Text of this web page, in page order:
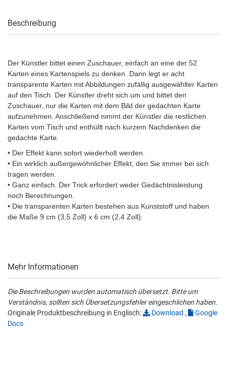
Beschreibung
Der Künstler bittet einen Zuschauer, einfach an eine der 52
Karten eines Kartenspiels zu denken. Dann legt er acht
transparente Karten mit Abbildungen zufällig ausgewählter Karten
auf den Tisch. Der Künstler dreht sich um und bittet den
Zuschauer, nur die Karten mit dem Bild der gedachten Karte
aufzunehmen. Anschließend nimmt der Künstler die restlichen
Karten vom Tisch und enthüllt nach kurzem Nachdenken die
gedachte Karte.
• Der Effekt kann sofort wiederholt werden.
• Ein wirklich außergewöhnlicher Effekt, den Sie immer bei sich
tragen werden.
• Ganz einfach. Der Trick erfordert weder Gedächtnisleistung
noch Berechnungen.
• Die transparenten Karten bestehen aus Kunststoff und haben
die Maße 9 cm (3,5 Zoll) x 6 cm (2,4 Zoll).
Mehr Informationen
Die Beschreibungen wurden automatisch übersetzt. Bitte um
Verständnis, sollten sich Übersetzungsfehler eingeschlichen haben.
Originale Produktbeschreibung in Englisch:
Download ,
Google
Docs